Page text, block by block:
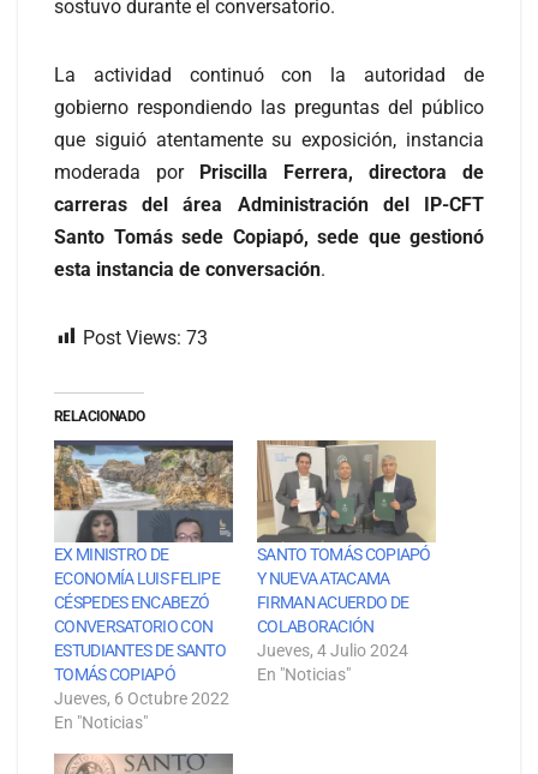
sostuvo durante el conversatorio.
La actividad continuó con la autoridad de
gobierno respondiendo las preguntas del público
que siguió atentamente su exposición, instancia
moderada por Priscilla Ferrera, directora de
carreras del área Administración del IP-CFT
Santo Tomás sede Copiapó, sede que gestionó
esta instancia de conversación.
Post Views: 73
RELACIONADO
EX MINISTRO DE
ECONOMÍA LUIS FELIPE
CÉSPEDES ENCABEZÓ
CONVERSATORIO CON
ESTUDIANTES DE SANTO
TOMÁS COPIAPÓ
Jueves, 6 Octubre 2022
En "Noticias"
SANTO TOMÁS COPIAPÓ
Y NUEVA ATACAMA
FIRMAN ACUERDO DE
COLABORACIÓN
Jueves, 4 Julio 2024
En "Noticias"